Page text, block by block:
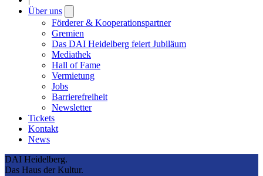
Über uns
submenu
Förderer & Kooperationspartner
Gremien
Das DAI Heidelberg feiert Jubiläum
Mediathek
Hall of Fame
Vermietung
Jobs
Barrierefreiheit
Newsletter
Tickets
Kontakt
News
DAI Heidelberg.
Das Haus der Kultur.